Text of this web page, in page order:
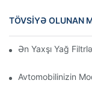
TÖVSIYƏ OLUNAN
Ən Yaxşı Yağ
Avtomobilinizin